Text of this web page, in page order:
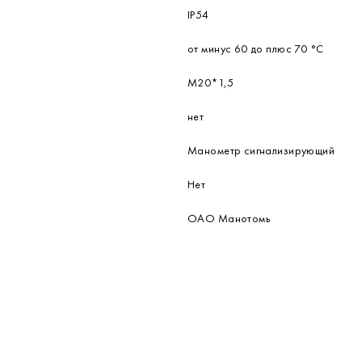
IP54
от минус 60 до плюс 70 °С
М20*1,5
нет
Манометр сигнализирующий
Нет
ОАО Манотомь